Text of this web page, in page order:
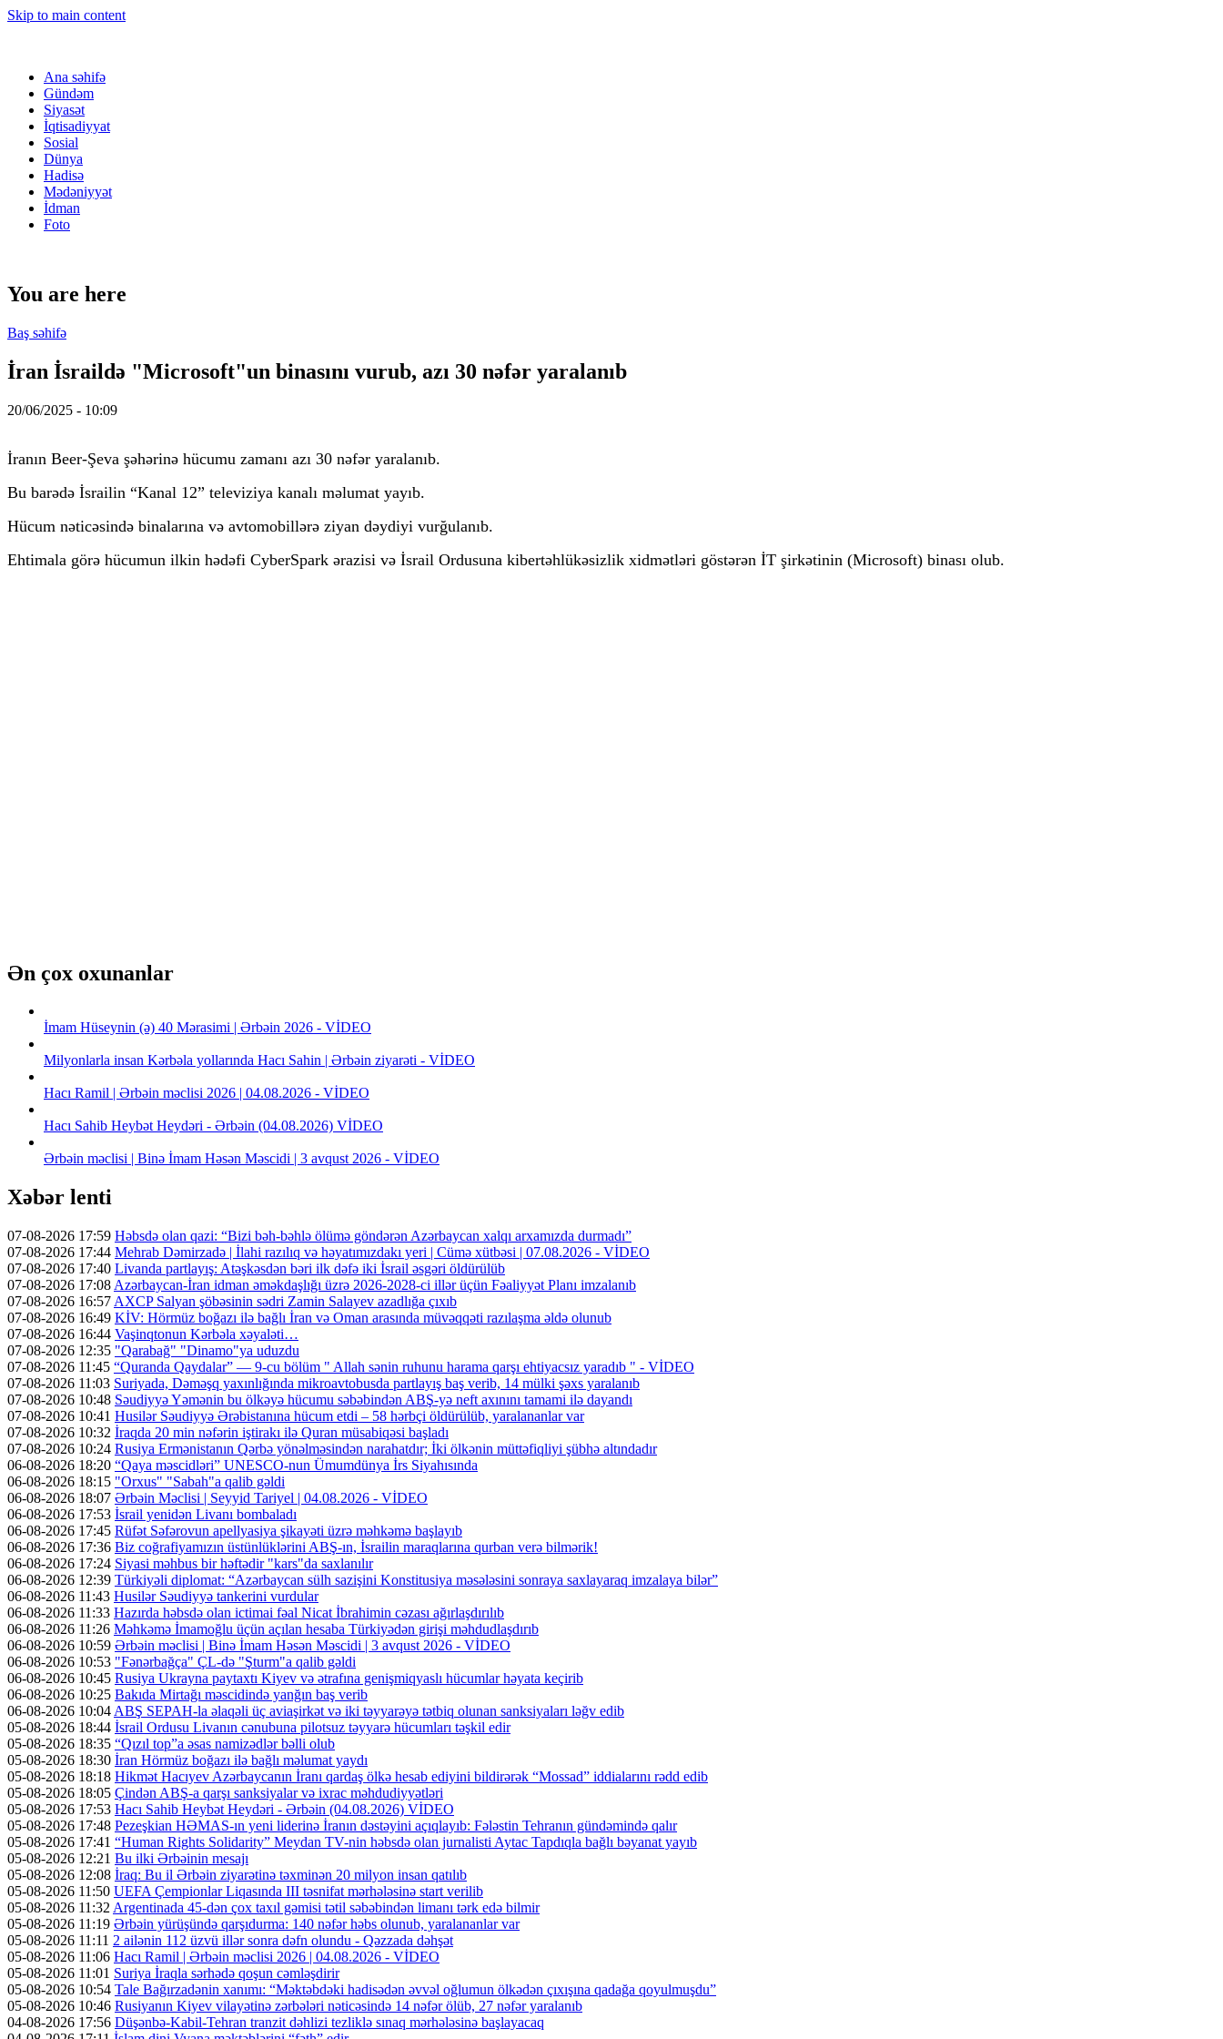
Skip to main content
Ana səhifə
Gündəm
Siyasət
İqtisadiyyat
Sosial
Dünya
Hadisə
Mədəniyyət
İdman
Foto
You are here
Baş səhifə
İran İsraildə "Microsoft"un binasını vurub, azı 30 nəfər yaralanıb
20/06/2025 - 10:09
İranın Beer-Şeva şəhərinə hücumu zamanı azı 30 nəfər yaralanıb.
Bu barədə İsrailin “Kanal 12” televiziya kanalı məlumat yayıb.
Hücum nəticəsində binalarına və avtomobillərə ziyan dəydiyi vurğulanıb.
Ehtimala görə hücumun ilkin hədəfi CyberSpark ərazisi və İsrail Ordusuna kibertəhlükəsizlik xidmətləri göstərən İT şirkətinin (Microsoft) binası olub.
ReklamınızıSmartBee ilə effektiv edin.
Ən çox oxunanlar
İmam Hüseynin (ə) 40 Mərasimi | Ərbəin 2026 - VİDEO
Milyonlarla insan Kərbəla yollarında Hacı Sahin | Ərbəin ziyarəti - VİDEO
Hacı Ramil | Ərbəin məclisi 2026 | 04.08.2026 - VİDEO
Hacı Sahib Heybət Heydəri - Ərbəin (04.08.2026) VİDEO
Ərbəin məclisi | Binə İmam Həsən Məscidi | 3 avqust 2026 - VİDEO
Xəbər lenti
07-08-2026 17:59 Həbsdə olan qazi: “Bizi bəh-bəhlə ölümə göndərən Azərbaycan xalqı arxamızda durmadı”
07-08-2026 17:44 Mehrab Dəmirzadə | İlahi razılıq və həyatımızdakı yeri | Cümə xütbəsi | 07.08.2026 - VİDEO
07-08-2026 17:40 Livanda partlayış: Atəşkəsdən bəri ilk dəfə iki İsrail əsgəri öldürülüb
07-08-2026 17:08 Azərbaycan-İran idman əməkdaşlığı üzrə 2026-2028-ci illər üçün Fəaliyyət Planı imzalanıb
07-08-2026 16:57 AXCP Salyan şöbəsinin sədri Zamin Salayev azadlığa çıxıb
07-08-2026 16:49 KİV: Hörmüz boğazı ilə bağlı İran və Oman arasında müvəqqəti razılaşma əldə olunub
07-08-2026 16:44 Vaşinqtonun Kərbəla xəyaləti…
07-08-2026 12:35 "Qarabağ" "Dinamo"ya uduzdu
07-08-2026 11:45 “Quranda Qaydalar” — 9-cu bölüm " Allah sənin ruhunu harama qarşı ehtiyacsız yaradıb " - VİDEO
07-08-2026 11:03 Suriyada, Dəməşq yaxınlığında mikroavtobusda partlayış baş verib, 14 mülki şəxs yaralanıb
07-08-2026 10:48 Səudiyyə Yəmənin bu ölkəyə hücumu səbəbindən ABŞ-yə neft axınını tamami ilə dayandı
07-08-2026 10:41 Husilər Səudiyyə Ərəbistanına hücum etdi – 58 hərbçi öldürülüb, yaralananlar var
07-08-2026 10:32 İraqda 20 min nəfərin iştirakı ilə Quran müsabiqəsi başladı
07-08-2026 10:24 Rusiya Ermənistanın Qərbə yönəlməsindən narahatdır; İki ölkənin müttəfiqliyi şübhə altındadır
06-08-2026 18:20 “Qaya məscidləri” UNESCO-nun Ümumdünya İrs Siyahısında
06-08-2026 18:15 "Orxus" "Sabah"a qalib gəldi
06-08-2026 18:07 Ərbəin Məclisi | Seyyid Tariyel | 04.08.2026 - VİDEO
06-08-2026 17:53 İsrail yenidən Livanı bombaladı
06-08-2026 17:45 Rüfət Səfərovun apellyasiya şikayəti üzrə məhkəmə başlayıb
06-08-2026 17:36 Biz coğrafiyamızın üstünlüklərini ABŞ-ın, İsrailin maraqlarına qurban verə bilmərik!
06-08-2026 17:24 Siyasi məhbus bir həftədir "kars"da saxlanılır
06-08-2026 12:39 Türkiyəli diplomat: “Azərbaycan sülh sazişini Konstitusiya məsələsini sonraya saxlayaraq imzalaya bilər”
06-08-2026 11:43 Husilər Səudiyyə tankerini vurdular
06-08-2026 11:33 Hazırda həbsdə olan ictimai fəal Nicat İbrahimin cəzası ağırlaşdırılıb
06-08-2026 11:26 Məhkəmə İmamoğlu üçün açılan hesaba Türkiyədən girişi məhdudlaşdırıb
06-08-2026 10:59 Ərbəin məclisi | Binə İmam Həsən Məscidi | 3 avqust 2026 - VİDEO
06-08-2026 10:53 "Fənərbağça" ÇL-də "Şturm"a qalib gəldi
06-08-2026 10:45 Rusiya Ukrayna paytaxtı Kiyev və ətrafına genişmiqyaslı hücumlar həyata keçirib
06-08-2026 10:25 Bakıda Mirtağı məscidində yanğın baş verib
06-08-2026 10:04 ABŞ SEPAH-la əlaqəli üç aviaşirkət və iki təyyarəyə tətbiq olunan sanksiyaları ləğv edib
05-08-2026 18:44 İsrail Ordusu Livanın cənubuna pilotsuz təyyarə hücumları təşkil edir
05-08-2026 18:35 “Qızıl top”a əsas namizədlər bəlli olub
05-08-2026 18:30 İran Hörmüz boğazı ilə bağlı məlumat yaydı
05-08-2026 18:18 Hikmət Hacıyev Azərbaycanın İranı qardaş ölkə hesab ediyini bildirərək “Mossad” iddialarını rədd edib
05-08-2026 18:05 Çindən ABŞ-a qarşı sanksiyalar və ixrac məhdudiyyətləri
05-08-2026 17:53 Hacı Sahib Heybət Heydəri - Ərbəin (04.08.2026) VİDEO
05-08-2026 17:48 Pezeşkian HƏMAS-ın yeni liderinə İranın dəstəyini açıqlayıb: Fələstin Tehranın gündəmində qalır
05-08-2026 17:41 “Human Rights Solidarity” Meydan TV-nin həbsdə olan jurnalisti Aytac Tapdıqla bağlı bəyanat yayıb
05-08-2026 12:21 Bu ilki Ərbəinin mesajı
05-08-2026 12:08 İraq: Bu il Ərbəin ziyarətinə təxminən 20 milyon insan qatılıb
05-08-2026 11:50 UEFA Çempionlar Liqasında III təsnifat mərhələsinə start verilib
05-08-2026 11:32 Argentinada 45-dən çox taxıl gəmisi tətil səbəbindən limanı tərk edə bilmir
05-08-2026 11:19 Ərbəin yürüşündə qarşıdurma: 140 nəfər həbs olunub, yaralananlar var
05-08-2026 11:11 2 ailənin 112 üzvü illər sonra dəfn olundu - Qəzzada dəhşət
05-08-2026 11:06 Hacı Ramil | Ərbəin məclisi 2026 | 04.08.2026 - VİDEO
05-08-2026 11:01 Suriya İraqla sərhədə qoşun cəmləşdirir
05-08-2026 10:54 Tale Bağırzadənin xanımı: “Məktəbdəki hadisədən əvvəl oğlumun ölkədən çıxışına qadağa qoyulmuşdu”
05-08-2026 10:46 Rusiyanın Kiyev vilayətinə zərbələri nəticəsində 14 nəfər ölüb, 27 nəfər yaralanıb
04-08-2026 17:56 Düşənbə-Kabil-Tehran tranzit dəhlizi tezliklə sınaq mərhələsinə başlayacaq